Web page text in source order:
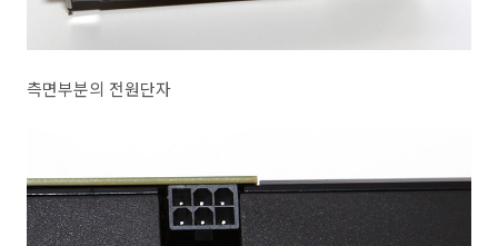
측면부분의 전원단자